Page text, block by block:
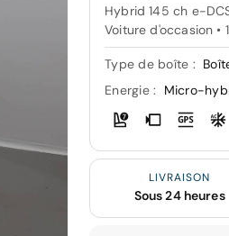
Hybrid 145 ch e-
Voiture d'occasion •
Type de boîte :
Energie :
Micro-
LIVRAISON
Sous 24 heures